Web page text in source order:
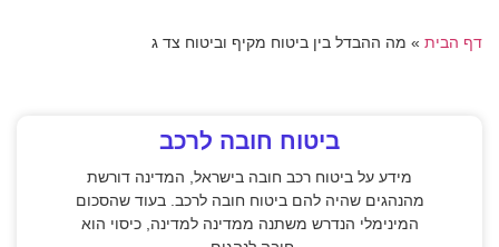
דף הבית » מה ההבדל בין ביטוח מקיף וביטוח צד ג
ביטוח חובה לרכב
מידע על ביטוח רכב חובה בישראל, המדינה דורשת
מהנהגים שהיה להם ביטוח חובה לרכב. בעוד שהסכום
המינימלי הנדרש משתנה ממדינה למדינה, כיסוי הוא